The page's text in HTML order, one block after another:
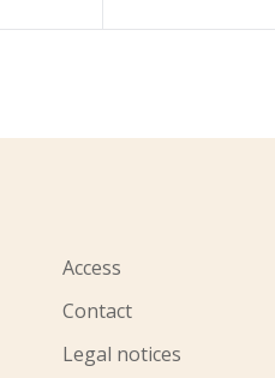
Access
Contact
Legal notices